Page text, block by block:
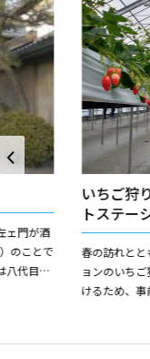
ェ門が酒
のことで
八代目に
いちご狩
トステー
春の訪れと
ョンのいち
けるため、